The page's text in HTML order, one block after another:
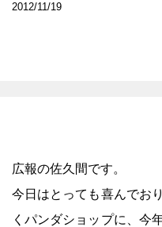
2012/11/19
広報の佐久間です。
今日はとっても喜んでお
くパンダショップに、今